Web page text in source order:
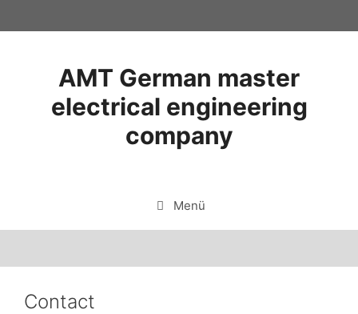
Inhalt
AMT German master
electrical engineering
company
Menü
Contact